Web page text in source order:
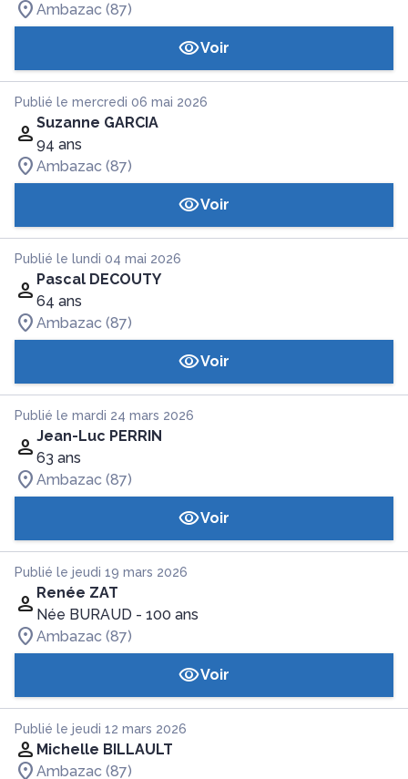
Ambazac (87)
Voir
Publié le mercredi 06 mai 2026
Suzanne GARCIA
94 ans
Ambazac (87)
Voir
Publié le lundi 04 mai 2026
Pascal DECOUTY
64 ans
Ambazac (87)
Voir
Publié le mardi 24 mars 2026
Jean-Luc PERRIN
63 ans
Ambazac (87)
Voir
Publié le jeudi 19 mars 2026
Renée ZAT
Née BURAUD - 100 ans
Ambazac (87)
Voir
Publié le jeudi 12 mars 2026
Michelle BILLAULT
Ambazac (87)